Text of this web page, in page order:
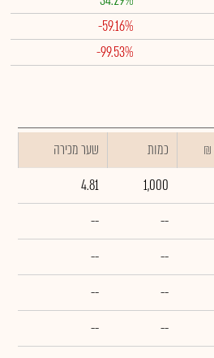
-59.16%
-99.53%
כמות
שער מכירה
1,000
4.81
--
--
--
--
--
--
--
--